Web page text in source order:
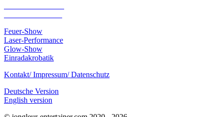
Feuer-Show
Laser-Performance
Glow-Show
Einradakrobatik
Kontakt/ Impressum/ Datenschutz
Deutsche Version
English version